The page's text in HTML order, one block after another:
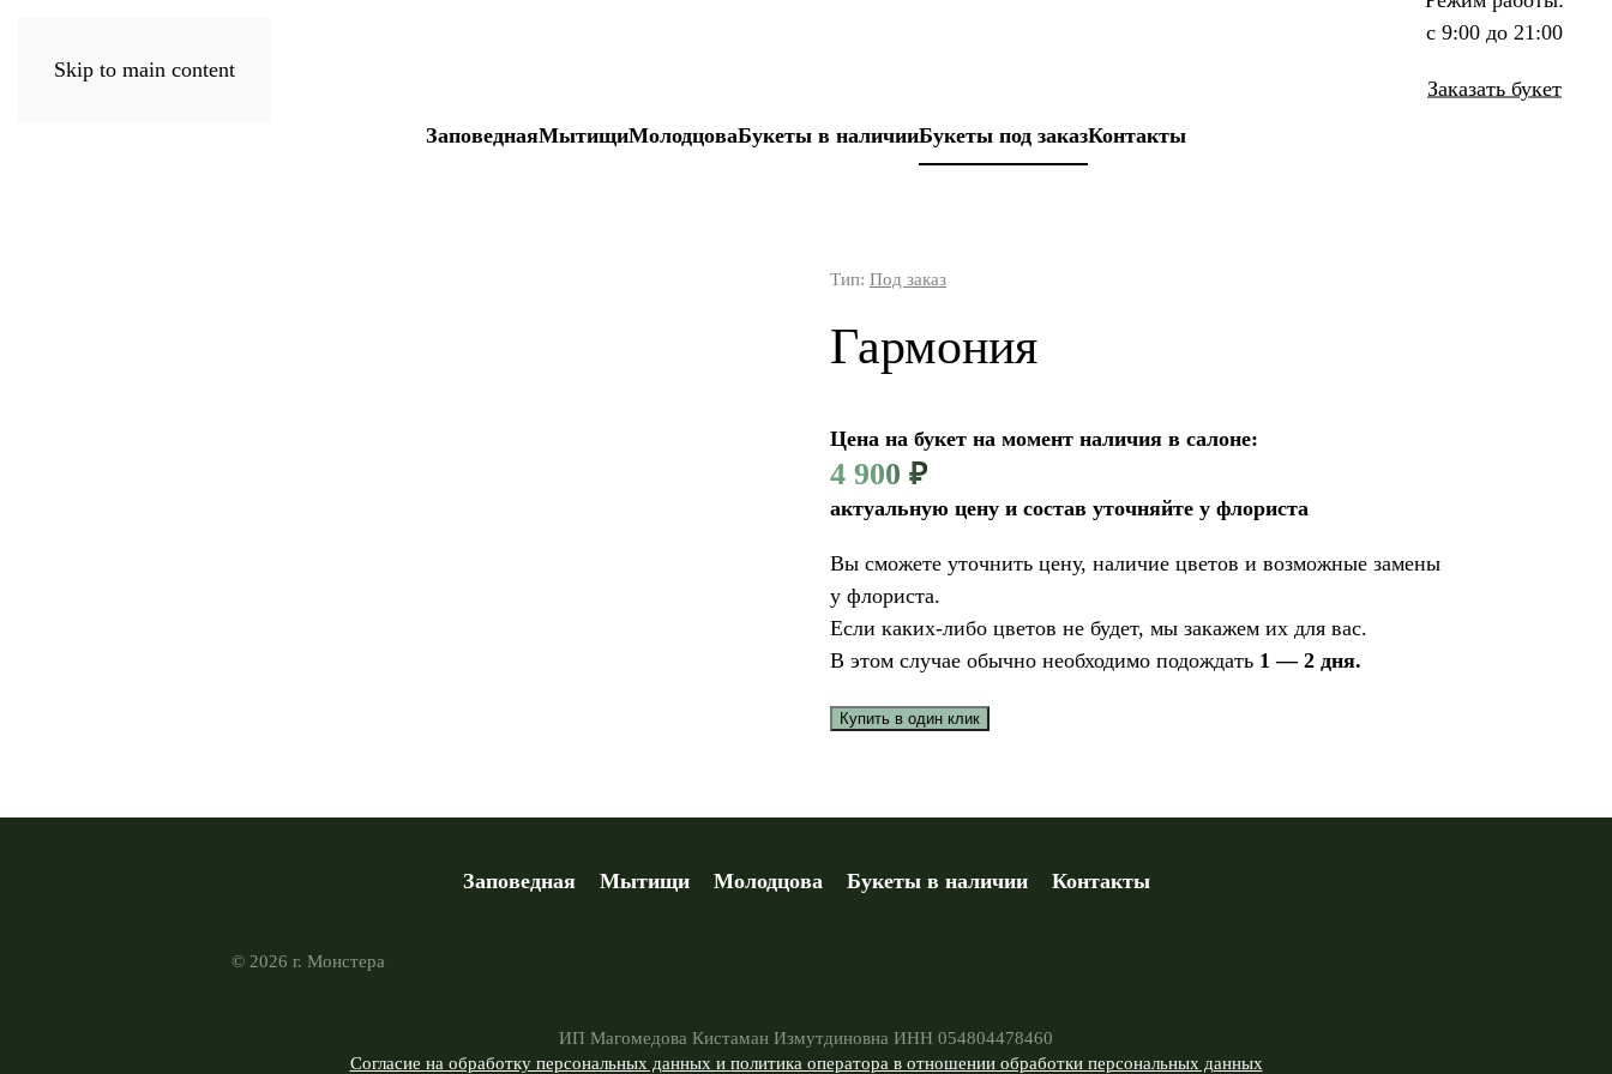
Skip to main content
с 9:00 до 21:00
Заказать букет
ЗаповеднаяМытищиМолодцоваБукеты в наличииБукеты под заказКонтакты
Тип: Под заказ
Гармония
Цена на букет на момент наличия в салоне:
4 900 ₽
актуальную цену и состав уточняйте у флориста
Вы сможете уточнить цену, наличие цветов и возможные замены
у флориста.
Если каких-либо цветов не будет, мы закажем их для вас.
В этом случае обычно необходимо подождать 1 — 2 дня.
Купить в один клик
Заповедная Мытищи Молодцова Букеты в наличии Контакты
© 2026 г. Монстера
ИП Магомедова Кистаман Измутдиновна ИНН 054804478460
Согласие на обработку персональных данных и политика оператора в отношении обработки персональных данных